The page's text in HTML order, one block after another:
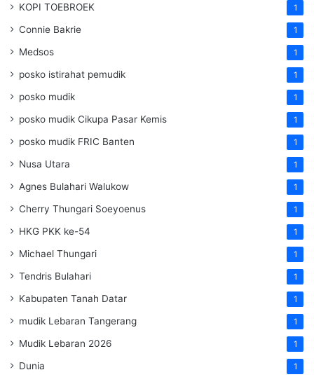
KOPI TOEBROEK 1
Connie Bakrie 1
Medsos 1
posko istirahat pemudik 1
posko mudik 1
posko mudik Cikupa Pasar Kemis 1
posko mudik FRIC Banten 1
Nusa Utara 1
Agnes Bulahari Walukow 1
Cherry Thungari Soeyoenus 1
HKG PKK ke-54 1
Michael Thungari 1
Tendris Bulahari 1
Kabupaten Tanah Datar 1
mudik Lebaran Tangerang 1
Mudik Lebaran 2026 1
Dunia 1